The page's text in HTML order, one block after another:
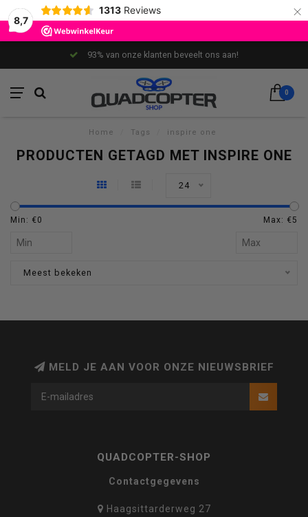
8,7
1313 Reviews ×
93% van onze klanten beveelt ons aan!
0
Home Tags inspire one
PRODUCTEN GETAGD MET INSPIRE ONE
24
Min: €0 Max: €5
Meest bekeken
MELD JE AAN VOOR ONZE NIEUWSBRIEF
QUADCOPTER-SHOP
Contactgegevens
Haagsittarderweg 27